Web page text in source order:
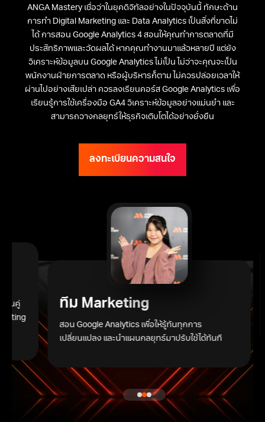
ANGA Mastery เชื่อว่าในยุคดิจิทัลอย่างในปัจจุบันนี้ ทักษะด้าน
การทำ Digital Marketing และ Data Analytics เป็นสิ่งที่ขาดไม่
ได้ การสอน Google Analytics 4 สอนให้คุณทำการตลาดที่มี
ประสิทธิภาพและวัดผลได้ หากคุณทำงานมาแล้วหลายปี แต่ยัง
วิเคราะห์ข้อมูลบน Google Analytics ไม่เป็น ไม่ว่าจะคุณจะเป็น
พนักงานฝ่ายการตลาด หรือผู้บริหารก็ตาม ไม่ควรปล่อยเวลาให้
ผ่านไปอย่างเสียเปล่า ควรลงเรียนคอร์ส Google Analytics เพื่อ
เรียนรู้การใช้เครื่องมือ GA4 วิเคราะห์ข้อมูลอย่างแม่นยำ และ
สามารถวางกลยุทธ์ให้ธุรกิจเติบโตได้อย่างยั่งยืน
ลงทะเบียนความสนใจ
ห้ทันคู่
ทีม Marketing
สอน Google Analytics เพื่อให้รู้ทันทุกการ
เปลี่ยนแปลง และนำแผนกลยุทธ์มาปรับใช้ได้ทันที